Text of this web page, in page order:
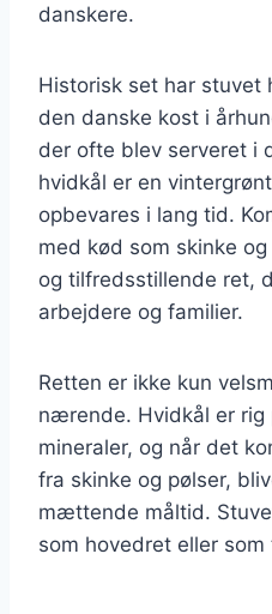
danskere.
Historisk set har
den danske kost i
der ofte blev serveret i
hvidkål er en
opbevares i lang tid.
med kød som skinke
og tilfredsstillende ret,
arbejdere og familier.
Retten er ikke kun
nærende. Hvidkål er rig
mineraler, og når det
fra skinke og pølser,
mættende måltid.
som hovedret eller